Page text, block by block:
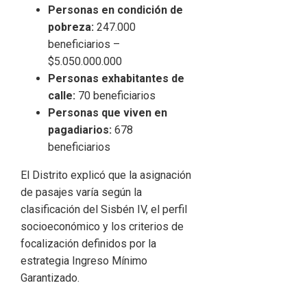
Personas en condición de
pobreza:247.000
beneficiarios –
$5.050.000.000
Personas exhabitantes de
calle:70 beneficiarios
Personas que viven en
pagadiarios:678
beneficiarios
El Distrito explicó que la asignación
de pasajes varía según la
clasificación del Sisbén IV, el perfil
socioeconómico y los criterios de
focalización definidos por la
estrategia Ingreso Mínimo
Garantizado.